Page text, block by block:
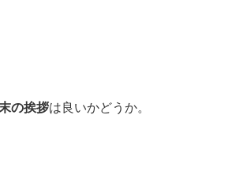
の挨拶は良いかどうか。